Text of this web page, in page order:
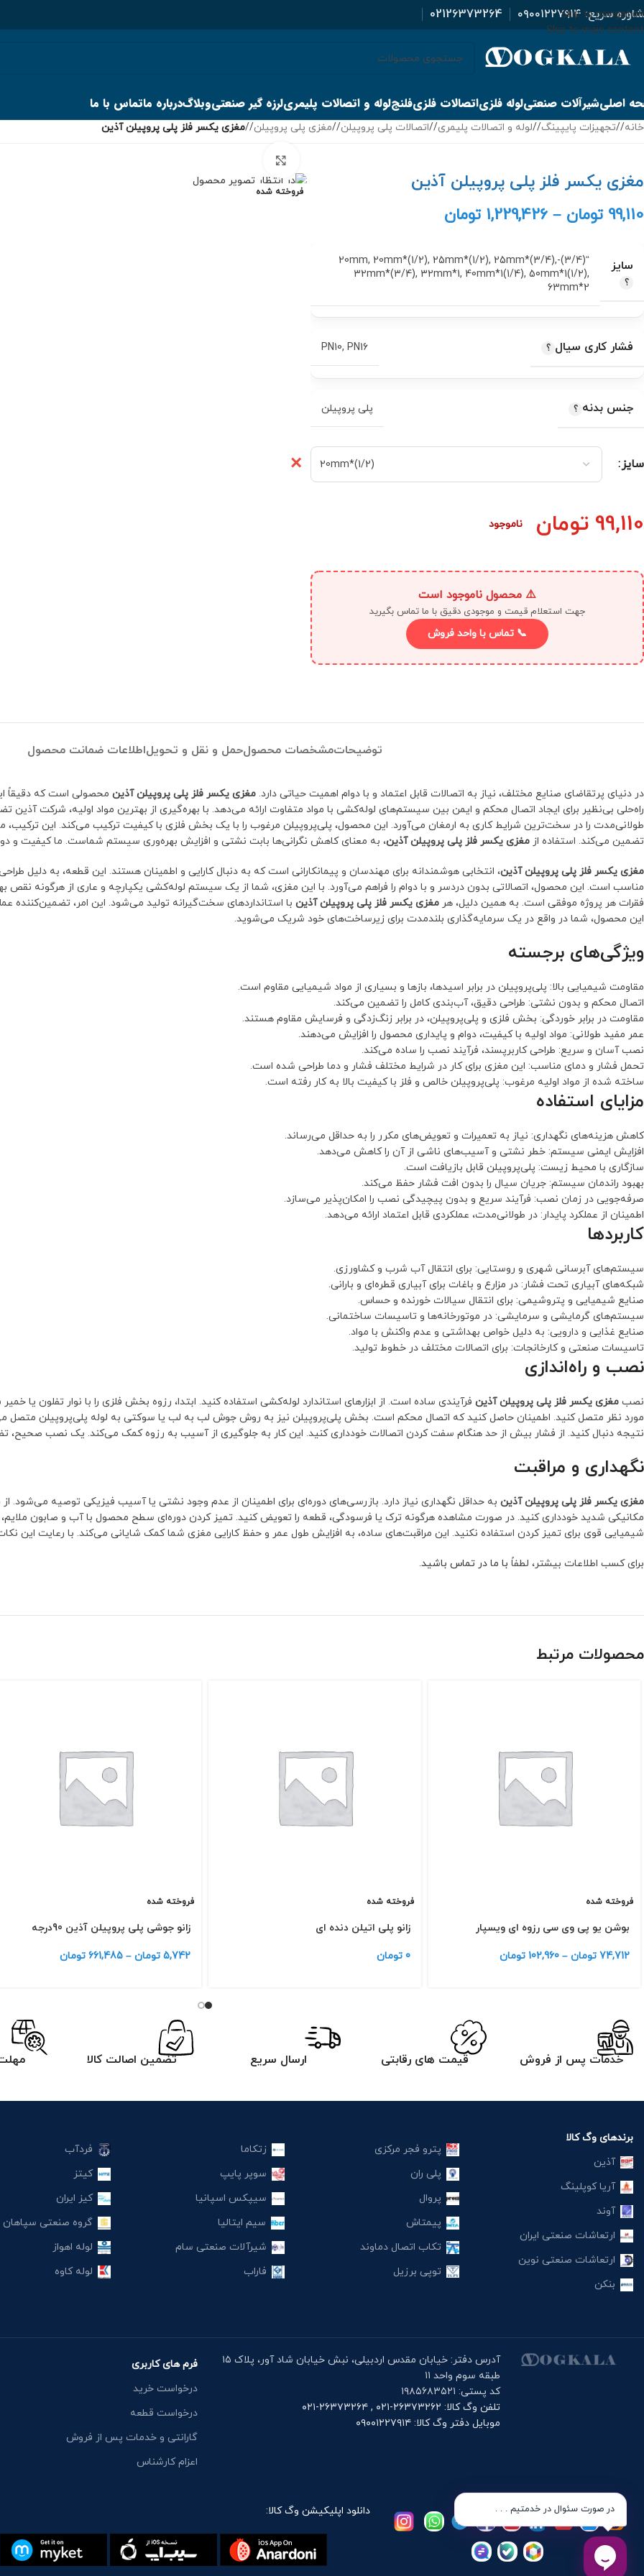
Skip to navigation
Skip to main content
سریع:۰۹۰۰۱۲۲۷۹۱۴ 02126373264
اصلیشیرآلات صنعتیلوله فلزیاتصالات فلزیفلنجلوله و اتصالات پلیمریلرزه گیر صنعتیوبلاگدرباره ماتماس با ما
خانه/ تجهیزات پایپینگ/ لوله و اتصالات پلیمری/ اتصالات پلی پروپیلن/ مغزی پلی پروپیلن/ مغزی یکسر فلز پلی پروپیلن آذین
فروخته شده مغزی یکسر فلز پلی پروپیلن آذین
99,110 تومان –
1,229,426 تومان
سایز “(3/4)-20mm
, 20mm*(1/2), 25mm*(1/2), 25mm*(3/4),
32mm*(3/4), 32mm*1, 40mm*1(1/4), 50mm*1(1/2),
63mm*2
فشار کاری سیال PN10, PN16
جنس بدنه پلی‌ پروپیلن
سایز
99,110 تومان ناموجود
⚠️ محصول ناموجود است
جهت استعلام قیمت و موجودی دقیق با ما تماس بگیرید
📞 تماس با واحد فروش
توضیحاتمشخصات محصولحمل و نقل و تحویلاطلاعات ضمانت محصول
در دنیای پرتقاضای صنایع مختلف، نیاز به اتصالات قابل اعتماد و با دوام اهمیت حیاتی دارد. مغزی یکسر فلز پلی پروپیلن آذین محصولی است که دقیقاً
راه‌حلی بی‌نظیر برای ایجاد اتصال محکم و ایمن بین سیستم‌های لوله‌کشی با مواد متفاوت ارائه می‌دهد. با بهره‌گیری از بهترین مواد اولیه، شرکت آذین
طولانی‌مدت را در سخت‌ترین شرایط کاری به ارمغان می‌آورد. این محصول، پلی‌پروپیلن مرغوب را با یک بخش فلزی با کیفیت ترکیب می‌کند. این ترکیب،
تضمین می‌کند. استفاده از مغزی یکسر فلز پلی پروپیلن آذین، به معنای کاهش نگرانی‌ها بابت نشتی و افزایش بهره‌وری سیستم شماست. ما کیفیت و
مغزی یکسر فلز پلی پروپیلن آذین، انتخابی هوشمندانه برای مهندسان و پیمانکارانی است که به دنبال کارایی و اطمینان هستند. این قطعه، به دلیل
مناسب است. این محصول، اتصالاتی بدون دردسر و با دوام را فراهم می‌آورد. با این مغزی، شما از یک سیستم لوله‌کشی یکپارچه و عاری از هرگونه نقص
فقرات هر پروژه موفقی است. به همین دلیل، هر مغزی یکسر فلز پلی پروپیلن آذین با استانداردهای سخت‌گیرانه تولید می‌شود. این امر،
این محصول، شما در واقع در یک سرمایه‌گذاری بلندمدت برای زیرساخت‌های خود شریک می‌شوید.
ویژگی‌های برجسته
مقاومت شیمیایی بالا: پلی‌پروپیلن در برابر اسیدها، بازها و بسیاری از مواد شیمیایی مقاوم است.
اتصال محکم و بدون نشتی: طراحی دقیق، آب‌بندی کامل را تضمین می‌کند.
مقاومت در برابر خوردگی: بخش فلزی و پلی‌پروپیلن، در برابر زنگ‌زدگی و فرسایش مقاوم هستند.
عمر مفید طولانی: مواد اولیه با کیفیت، دوام و پایداری محصول را افزایش می‌دهند.
نصب آسان و سریع: طراحی کاربرپسند، فرآیند نصب را ساده می‌کند.
تحمل فشار و دمای مناسب: این مغزی برای کار در شرایط مختلف فشار و دما طراحی شده است.
ساخته شده از مواد اولیه مرغوب: پلی‌پروپیلن خالص و فلز با کیفیت بالا به کار رفته است.
مزایای استفاده
کاهش هزینه‌های نگهداری: نیاز به تعمیرات و تعویض‌های مکرر را به حداقل می‌رساند.
افزایش ایمنی سیستم: خطر نشتی و آسیب‌های ناشی از آن را کاهش می‌دهد.
سازگاری با محیط زیست: پلی‌پروپیلن قابل بازیافت است.
بهبود راندمان سیستم: جریان سیال را بدون افت فشار حفظ می‌کند.
صرفه‌جویی در زمان نصب: فرآیند سریع و بدون پیچیدگی نصب را امکان‌پذیر می‌سازد.
اطمینان از عملکرد پایدار: در طولانی‌مدت، عملکردی قابل اعتماد ارائه می‌دهد.
کاربردها
سیستم‌های آبرسانی شهری و روستایی: برای انتقال آب شرب و کشاورزی.
شبکه‌های آبیاری تحت فشار: در مزارع و باغات برای آبیاری قطره‌ای و بارانی.
صنایع شیمیایی و پتروشیمی: برای انتقال سیالات خورنده و حساس.
سیستم‌های گرمایشی و سرمایشی: در موتورخانه‌ها و تاسیسات ساختمانی.
صنایع غذایی و دارویی: به دلیل خواص بهداشتی و عدم واکنش با مواد.
تاسیسات صنعتی و کارخانجات: برای اتصالات مختلف در خطوط تولید.
نصب و راه‌اندازی
نصب مغزی یکسر فلز پلی پروپیلن آذین فرآیندی ساده است. از ابزارهای استاندارد لوله‌کشی استفاده کنید. ابتدا، رزوه بخش فلزی را با نوار تفلون
مورد نظر متصل کنید. اطمینان حاصل کنید که اتصال محکم است. بخش پلی‌پروپیلن نیز به روش جوش لب به لب یا سوکتی به لوله پلی‌پروپیلن متصل
نتیجه دنبال کنید. از فشار بیش از حد هنگام سفت کردن اتصالات خودداری کنید. این کار به جلوگیری از آسیب به رزوه کمک می‌کند. یک نصب صحیح،
نگهداری و مراقبت
مغزی یکسر فلز پلی پروپیلن آذین به حداقل نگهداری نیاز دارد. بازرسی‌های دوره‌ای برای اطمینان از عدم وجود نشتی یا آسیب فیزیکی توصیه می‌شود.
مکانیکی شدید خودداری کنید. در صورت مشاهده هرگونه ترک یا فرسودگی، قطعه را تعویض کنید. تمیز کردن دوره‌ای سطح محصول با آب و صابون
شیمیایی قوی برای تمیز کردن استفاده نکنید. این مراقبت‌های ساده، به افزایش طول عمر و حفظ کارایی مغزی شما کمک شایانی می‌کند. با رعایت این
برای کسب اطلاعات بیشتر، لطفاً با ما در تماس باشید.
محصولات مرتبط
فروخته شده
بوشن یو پی وی سی رزوه ای ویسپار
74,712 تومان –
102,960 تومان
فروخته شده
زانو پلی اتیلن دنده ای
0 تومان
فروخته شده
زانو جوشی پلی پروپیلن آذین 90درجه
5,742 تومان –
661,485 تومان
خدمات پس از فروش قیمت های رقابتی ارسال سریع تضمین اصالت کالا
برندهای وگ کالا
آذین
آریا کوپلینگ
آوند
ارتعاشات صنعتی ایران
ارتعاشات صنعتی نوین
بنکن
پترو فجر مرکزی
پلی ران
پروال
پیمتاش
تکاب اتصال دماوند
توپی برزیل
زتکاما
سوپر پایپ
سیپکس اسپانیا
سیم ایتالیا
شیرآلات صنعتی سام
فاراب
فردآب
کیتز
کیز ایران
گروه صنعتی سپاهان
لوله اهواز
لوله کاوه
آدرس دفتر: خیابان مقدس اردبیلی، نبش خیابان شاد آور، پلاک ۱۵
طبقه سوم واحد ۱۱
کد پستی: ۱۹۸۵۶۸۳۵۲۱
تلفن وگ کالا: ۲۶۳۷۳۲۶۲-۰۲۱ , ۲۶۳۷۳۲۶۴-۰۲۱
موبایل دفتر وگ کالا: ۰۹۰۰۱۲۲۷۹۱۴
فرم های کاربری
درخواست خرید
درخواست قطعه
گارانتی و خدمات پس از فروش
اعزام کارشناس
دانلود اپلیکیشن وگ کالا: در صورت سئوال در خدمتیم . . .